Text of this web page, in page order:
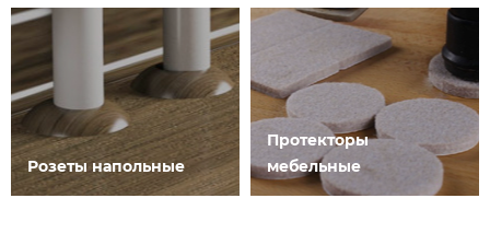
Розеты напольные
Протекторы
мебельные